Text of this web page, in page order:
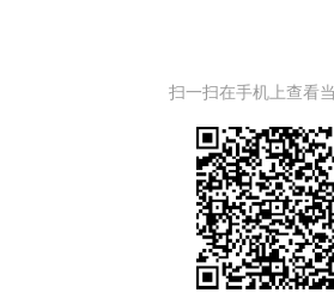
扫一扫在手机上查看